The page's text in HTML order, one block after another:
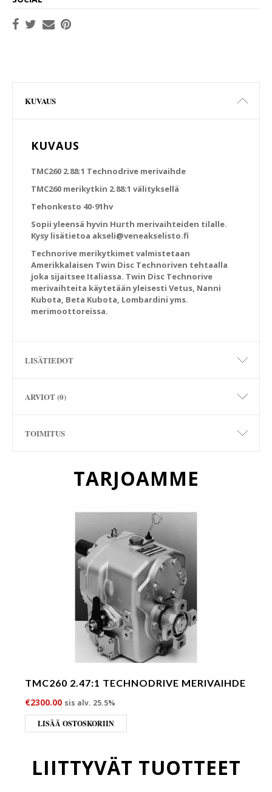
KUVAUS
KUVAUS
TMC260 2.88:1 Technodrive merivaihde
TMC260 merikytkin 2.88:1 välityksellä
Tehonkesto 40-91hv
Sopii yleensä hyvin Hurth merivaihteiden tilalle.
Kysy lisätietoa akseli@veneakselisto.fi
Technorive merikytkimet valmistetaan
Amerikkalaisen Twin Disc Technoriven tehtaalla
joka sijaitsee Italiassa. Twin Disc Technorive
merivaihteita käytetään yleisesti Vetus, Nanni
Kubota, Beta Kubota, Lombardini yms.
merimoottoreissa.
LISÄTIEDOT
ARVIOT (0)
TOIMITUS
TARJOAMME
TMC260 2.47:1 TECHNODRIVE MERIVAIHDE
€2300.00 sis alv. 25.5%
LISÄÄ OSTOSKORIIN
LIITTYVÄT TUOTTEET